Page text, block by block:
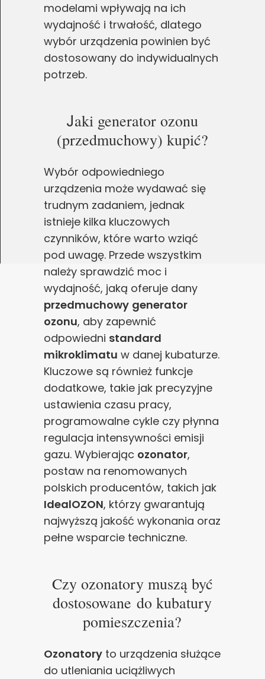
modelami wpływają na ich
wydajność i trwałość, dlatego
wybór urządzenia powinien być
dostosowany do indywidualnych
potrzeb.
Jaki generator ozonu
(przedmuchowy) kupić?
Wybór odpowiedniego
urządzenia może wydawać się
trudnym zadaniem, jednak
istnieje kilka kluczowych
czynników, które warto wziąć
pod uwagę. Przede wszystkim
należy sprawdzić moc i
wydajność, jaką oferuje dany
przedmuchowy generator
ozonu, aby zapewnić
odpowiedni standard
mikroklimatu w danej kubaturze.
Kluczowe są również funkcje
dodatkowe, takie jak precyzyjne
ustawienia czasu pracy,
programowalne cykle czy płynna
regulacja intensywności emisji
gazu. Wybierając ozonator,
postaw na renomowanych
polskich producentów, takich jak
IdealOZON, którzy gwarantują
najwyższą jakość wykonania oraz
pełne wsparcie techniczne.
Czy ozonatory muszą być
dostosowane do kubatury
pomieszczenia?
Ozonatory to urządzenia służące
do utleniania uciążliwych